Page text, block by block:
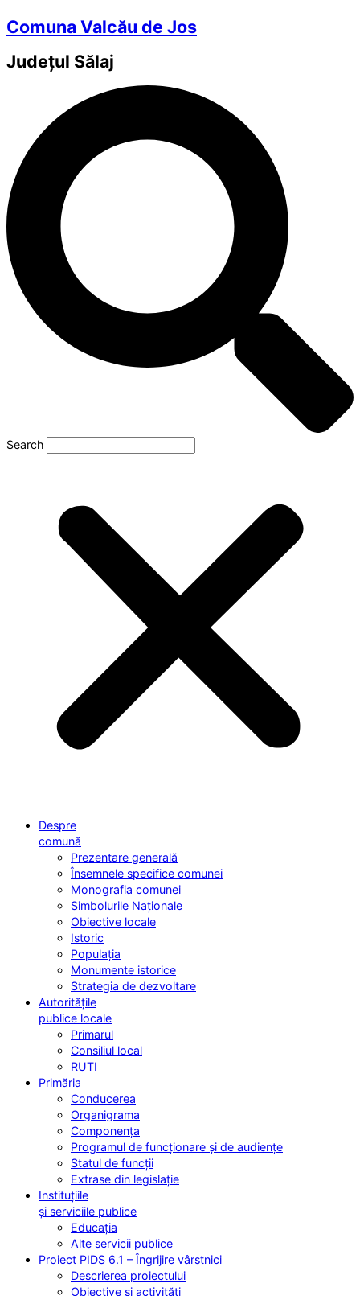
Comuna Valcău de Jos
Județul Sălaj
Search
Despre
comună
Prezentare generală
Însemnele specifice comunei
Monografia comunei
Simbolurile Naționale
Obiective locale
Istoric
Populația
Monumente istorice
Strategia de dezvoltare
Autoritățile
publice locale
Primarul
Consiliul local
RUTI
Primăria
Conducerea
Organigrama
Componența
Programul de funcționare și de audiențe
Statul de funcții
Extrase din legislație
Instituțiile
și serviciile publice
Educația
Alte servicii publice
Proiect PIDS 6.1 – Îngrijire vârstnici
Descrierea proiectului
Obiective și activități